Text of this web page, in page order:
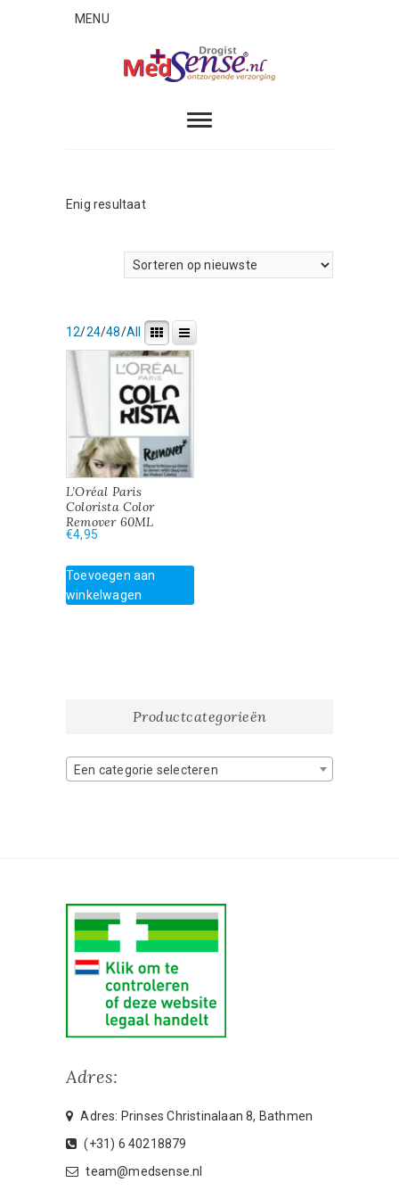
MENU
Enig resultaat
12/24/48/All
L’Oréal Paris
Colorista Color
Remover 60ML
€4,95
Toevoegen aan
winkelwagen
Productcategorieën
Een categorie selecteren
Adres:
Adres: Prinses Christinalaan 8, Bathmen
(+31) 6 40218879
team@medsense.nl